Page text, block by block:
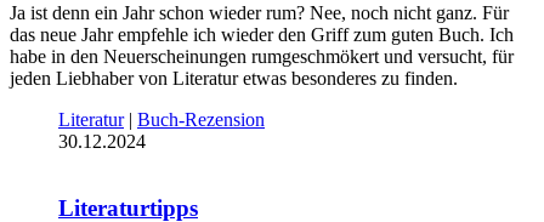
Ja ist denn ein Jahr schon wieder rum? Nee, noch nicht ganz. Für
das neue Jahr empfehle ich wieder den Griff zum guten Buch. Ich
habe in den Neuerscheinungen rumgeschmökert und versucht, für
jeden Liebhaber von Literatur etwas besonderes zu finden.
Literatur| Buch-Rezension
30.12.2024
Literaturtipps